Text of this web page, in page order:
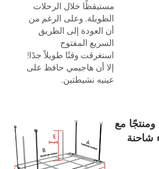
مستيقظًا خلال الرحلات
الطويلة. وعلى الرغم من
أن العودة إلى الطريق
السريع المفتوح
استغرقت وقتًا طويلاً جدًا!
إلا أن هاجيمي حافظ على
عينيه نشيطتين.
ومنتجًا مع
شاحنة